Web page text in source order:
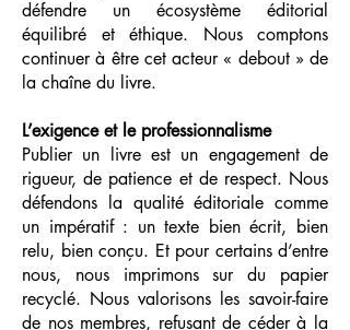
défendre un écosystème éditorial
équilibré et éthique. Nous comptons
continuer à être cet acteur « debout » de
la chaîne du livre.
L’exigence et le professionnalisme
Publier un livre est un engagement de
rigueur, de patience et de respect. Nous
défendons la qualité éditoriale comme
un impératif : un texte bien écrit, bien
relu, bien conçu. Et pour certains d’entre
nous, nous imprimons sur du papier
recyclé. Nous valorisons les savoir-faire
de nos membres, refusant de céder à la